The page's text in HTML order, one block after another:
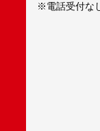
※電話受付な